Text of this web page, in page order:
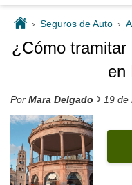
› Seguros de Auto ›
¿Cómo tramitar
en
Por Mara Delgado › 19 de